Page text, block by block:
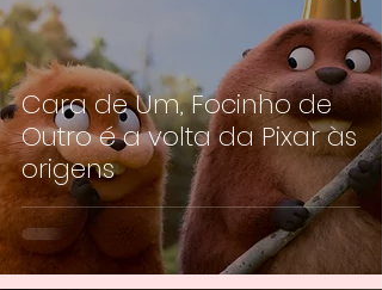
Cara de Um, Focinho de
Outro é a volta da Pixar às
origens